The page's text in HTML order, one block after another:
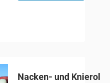
Nacken- und